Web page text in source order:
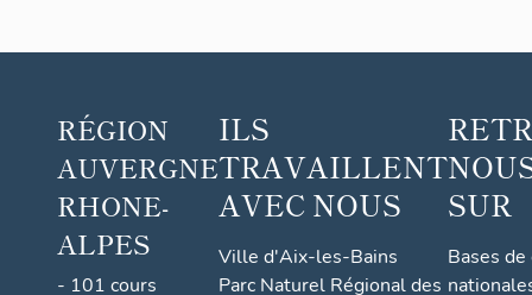
RÉGION
AUVERGNE
RHONE-
ALPES
- 101 cours
ILS
TRAVAILLENT
AVEC NOUS
Ville d'Aix-les-Bains
Parc Naturel Régional des
SUR
Bases